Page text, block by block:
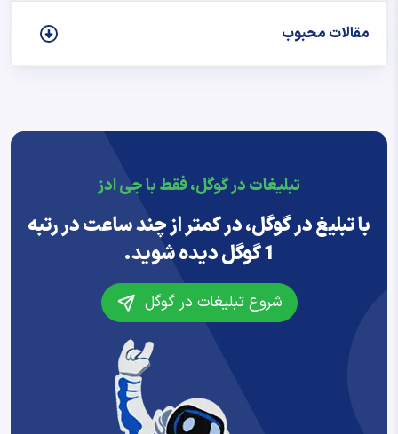
مقالات محبوب
تبلیغات در گوگل، فقط با جی ادز
با تبلیغ در گوگل، در کمتر از چند ساعت در رتبه
1 گوگل دیده شوید.
شروع تبلیغات در گوگل